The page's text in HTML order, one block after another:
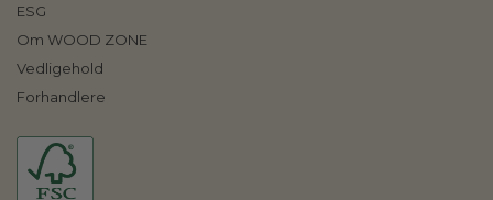
ESG
Om WOOD ZONE
Vedligehold
Forhandlere